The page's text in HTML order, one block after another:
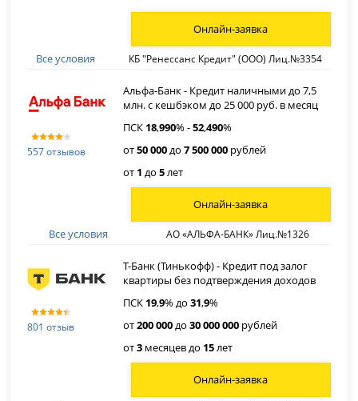
Все условия КБ "Ренессанс Кредит" (ООО) Лиц.№3354
Онлайн-заявка
557 отзывов
Альфа-Банк - Кредит наличными до 7,5
млн. с кешбэком до 25 000 руб. в месяц
ПСК 18,990% -52,490%
от50 000до7 500 000 рублей
от 1 до5лет
Все условия АО «АЛЬФА-БАНК» Лиц.№1326
Онлайн-заявка
801 отзыв
Т-Банк (Тинькофф) - Кредит под залог
квартиры без подтверждения доходов
ПСК 19,9% до31,9%
от200 000до30 000 000 рублей
от3 месяцев до 15лет
Онлайн-заявка